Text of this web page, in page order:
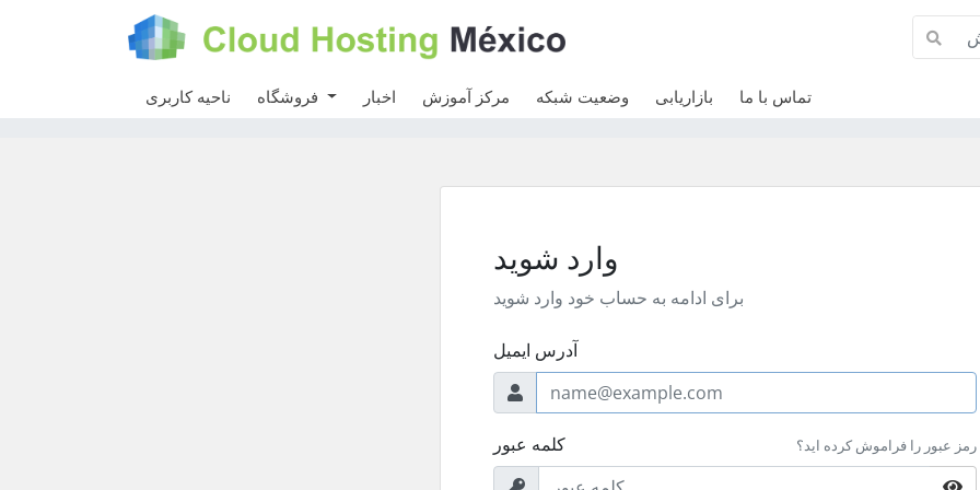
ناحیه کاربری اخبار مرکز آموزش وضعیت شبکه بازاریابی تماس با ما
وارد شوید
برای ادامه به حساب خود وارد شوید
آدرس ایمیل
کلمه عبور رمز عبور را فراموش کرده اید؟